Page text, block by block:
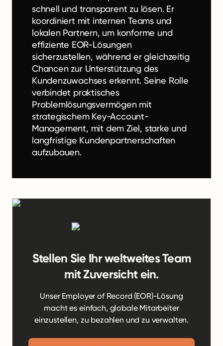
schnell und transparent zu lösen. Er
koordiniert mit internen Teams und
lokalen Partnern, um konforme und
effiziente EOR-Lösungen
sicherzustellen, während er gleichzeitig
Chancen zur Unterstützung des
Kundenzuwachses erkennt. Seine Rolle
verbindet praktisches
Problemlösungsvermögen mit
strategischem Key-Account-
Management, mit dem Ziel, starke und
langfristige Kundenpartnerschaften
aufzubauen.
Stellen Sie Ihr weltweites Team
mit Zuversicht ein.
Unser Employer of Record (EOR)-Lösung
macht es einfach, globale Mitarbeiter
einzustellen, zu bezahlen und zu verwalten.